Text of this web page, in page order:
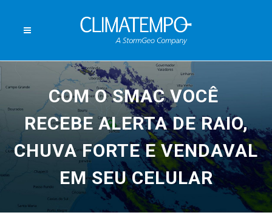
COM O SMAC VOCÊ
RECEBE ALERTA DE RAIO,
CHUVA FORTE E VENDAVAL
EM SEU CELULAR